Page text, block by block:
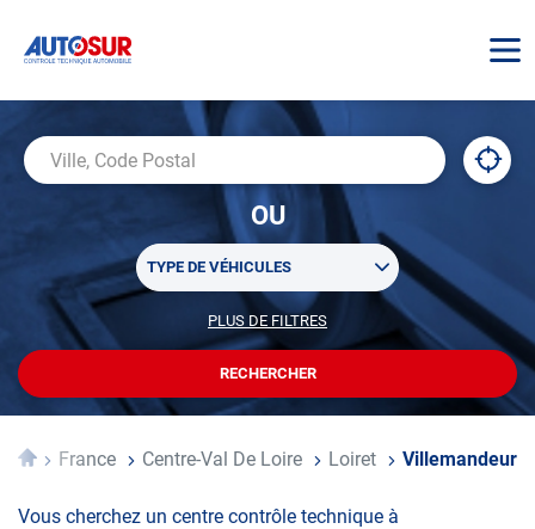
Code
Postal
À
,
OU
Sélectionner
un
plusieurs
recherche
TYPE DE VÉHICULES
PLUS DE FILTRES
POUR
PERSONNALISER
VOTRE
RECHERCHE
RECHERCHER
UN
CENTRE
AUTOSUR
AccueilFrance Centre-Val De Loire Loiret Villemandeur
Vous cherchez un centre contrôle technique à